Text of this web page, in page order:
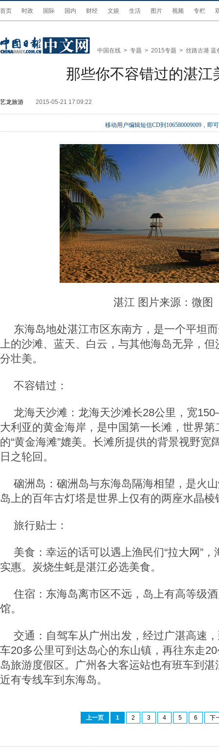
首页 时政 国际 国内 财经 文娱 生活 图片 视频 专栏
中国在线 > 专题 > 2015专题 > 丝路古港 蓝
那些你不容错过的湛江
艺龙旅游 2015-05-21 17:09:22
移动用户编辑短信CD到106580009009，即
湛江 图片来源：微图
东海岛地处湛江市区东南方，是一个平坦
上的沙滩、蓝天、白云，与其他海岛无异，
分壮美。
不容错过：
龙海天沙滩：龙海天沙滩长28公里，宽
大利亚的黄金海岸，是中国第一长滩，世界
的“黄金海滩”媲美。长滩所提供的背景视野宽
日之轮回。
硇洲岛：硇洲岛与东海岛隔海相望，是火
岛上的百年古灯塔是世界上仅有的两座水晶棱
旅行贴士：
美食：幸运的话可以遇上渔民们“拉大网”
实惠。炭烧生蚝是湛江必选美食。
住宿：东海岛离市区不远，岛上有高等级
馆。
交通：自驾车从广州出发，经过广湛高速
车20多公里可到达岛心的东山镇，再往东走
岛旅游度假区。广州各大客运站也有班车到
近有专线车到东海岛。
上一页 1 2 3 4 5 6 下